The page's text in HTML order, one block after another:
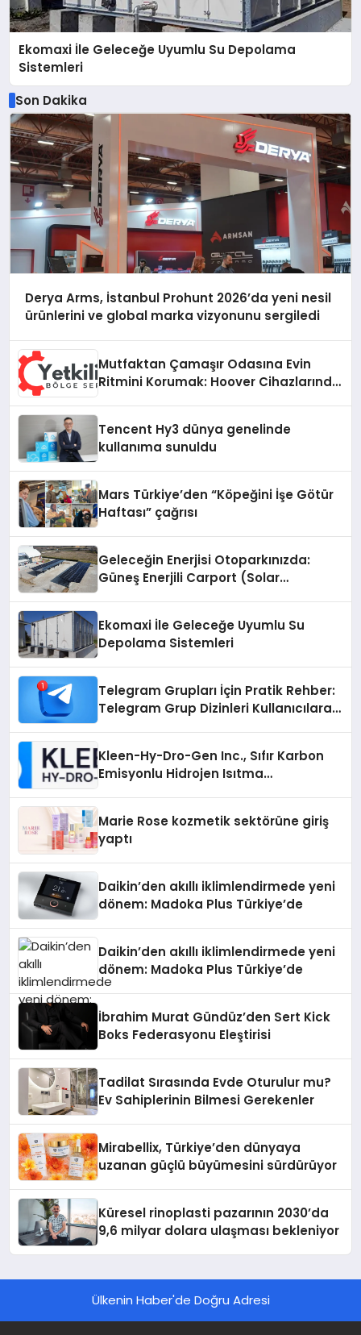
Ekomaxi İle Geleceğe Uyumlu Su Depolama
Sistemleri
Son Dakika
Derya Arms, İstanbul Prohunt 2026’da yeni nesil
ürünlerini ve global marka vizyonunu sergiledi
Mutfaktan Çamaşır Odasına Evin
Ritmini Korumak: Hoover Cihazlarında
Tencent Hy3 dünya genelinde
kullanıma sunuldu
Mars Türkiye’den “Köpeğini İşe Götür
Haftası” çağrısı
Geleceğin Enerjisi Otoparkınızda:
Güneş Enerjili Carport (Solar
Ekomaxi İle Geleceğe Uyumlu Su
Depolama Sistemleri
Telegram Grupları İçin Pratik Rehber:
Telegram Grup Dizinleri Kullanıcılara
Kleen-Hy-Dro-Gen Inc., Sıfır Karbon
Emisyonlu Hidrojen Isıtma
Marie Rose kozmetik sektörüne giriş
yaptı
Daikin’den akıllı iklimlendirmede yeni
dönem: Madoka Plus Türkiye’de
Daikin’den akıllı iklimlendirmede yeni
dönem: Madoka Plus Türkiye’de
İbrahim Murat Gündüz’den Sert Kick
Boks Federasyonu Eleştirisi
Tadilat Sırasında Evde Oturulur mu?
Ev Sahiplerinin Bilmesi Gerekenler
Mirabellix, Türkiye’den dünyaya
uzanan güçlü büyümesini sürdürüyor
Küresel rinoplasti pazarının 2030’da
9,6 milyar dolara ulaşması bekleniyor
Ülkenin Haber'de Doğru Adresi